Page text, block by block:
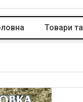
Товари